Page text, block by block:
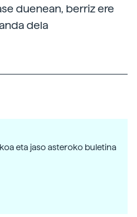
duenean, berriz ere
dela
eta jaso asteroko buletina